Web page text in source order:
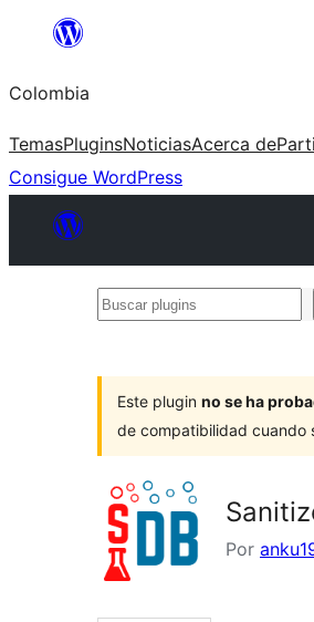
Saltar
contenido
Colombia
TemasPluginsNoticiasAcerca de
Consigue WordPress
Buscar
Este plugin no se ha
de compatibilidad cuando
Por